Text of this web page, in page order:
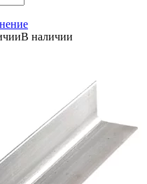
В наличии